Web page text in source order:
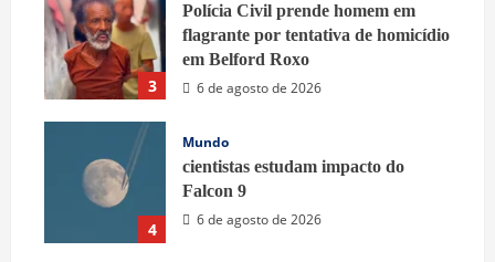
3
Polícia Civil prende homem em
flagrante por tentativa de homicídio
em Belford Roxo
6 de agosto de 2026
4
Mundo
cientistas estudam impacto do
Falcon 9
6 de agosto de 2026